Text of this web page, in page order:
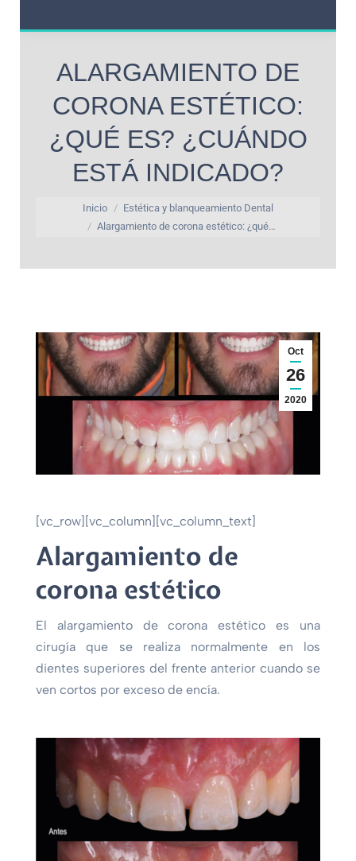
ALARGAMIENTO DE
CORONA ESTÉTICO:
¿QUÉ ES? ¿CUÁNDO
ESTÁ INDICADO?
Estás aquí:
Inicio
Estética y blanqueamiento Dental
Alargamiento de corona estético: ¿qué…
Oct
26
2020
[vc_row][vc_column][vc_column_text]
Alargamiento de
corona estético
El alargamiento de corona estético es una
cirugía que se realiza normalmente en los
dientes superiores del frente anterior cuando se
ven cortos por exceso de encía.